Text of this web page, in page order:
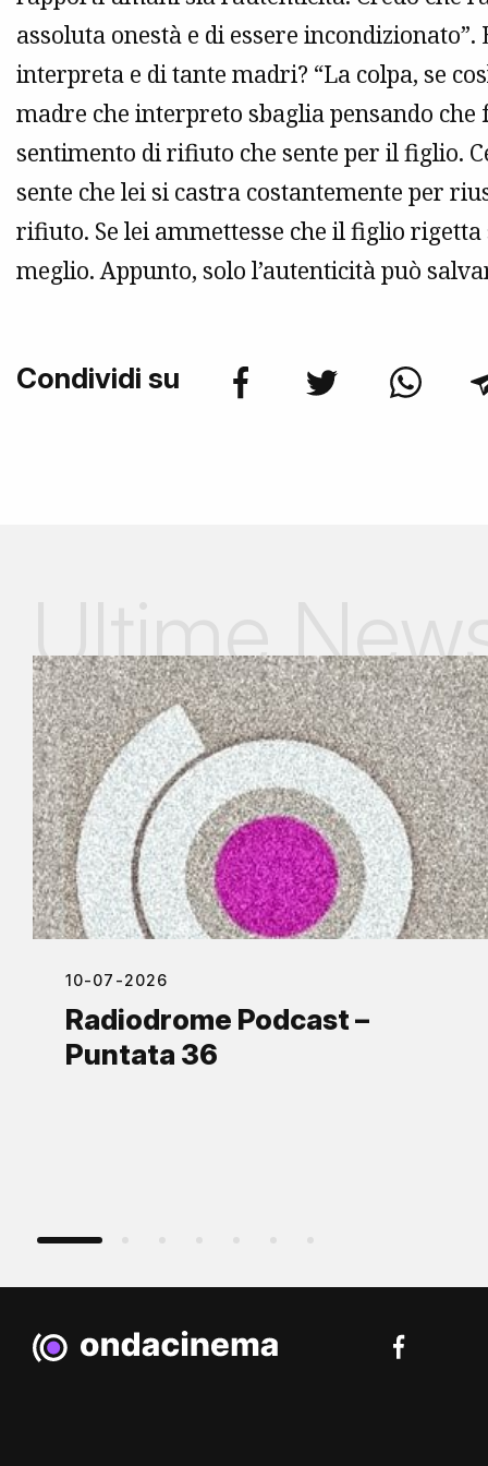
assoluta onestà e di essere
interpreta e di tante madri? “La colpa, se
madre che interpreto sbaglia pensando che
sentimento di rifiuto che sente per il figlio.
sente che lei si castra costantemente per
rifiuto. Se lei ammettesse che il figlio
meglio. Appunto, solo l’autenticità può
Condividi su
Ultime
10-07-2026
Radiodrome Podcast –
Puntata 36